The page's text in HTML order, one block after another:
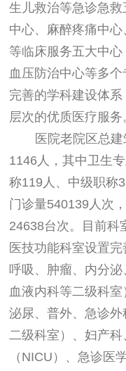
生儿救治等急诊急
中心、麻醉疼痛中
等临床服务五大中
血压防治中心等多
完善的学科建设体
层次的优质医疗服务
医院老院区总
1146人，其中卫生
称119人、中级职称
门诊量540139人次
24638台次。目前科
医技功能科室设置
呼吸、肿瘤、内分泌
血液内科等二级科室
泌尿、普外、急诊
二级科室）、妇产
（NICU）、急诊医